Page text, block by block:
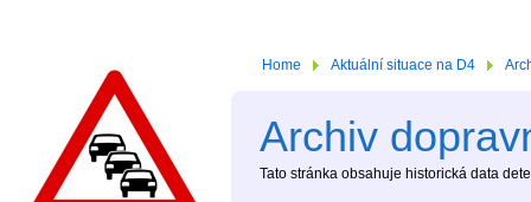
Home Aktuální situace na D4
Archiv
Tato stránka obsahuje historická data